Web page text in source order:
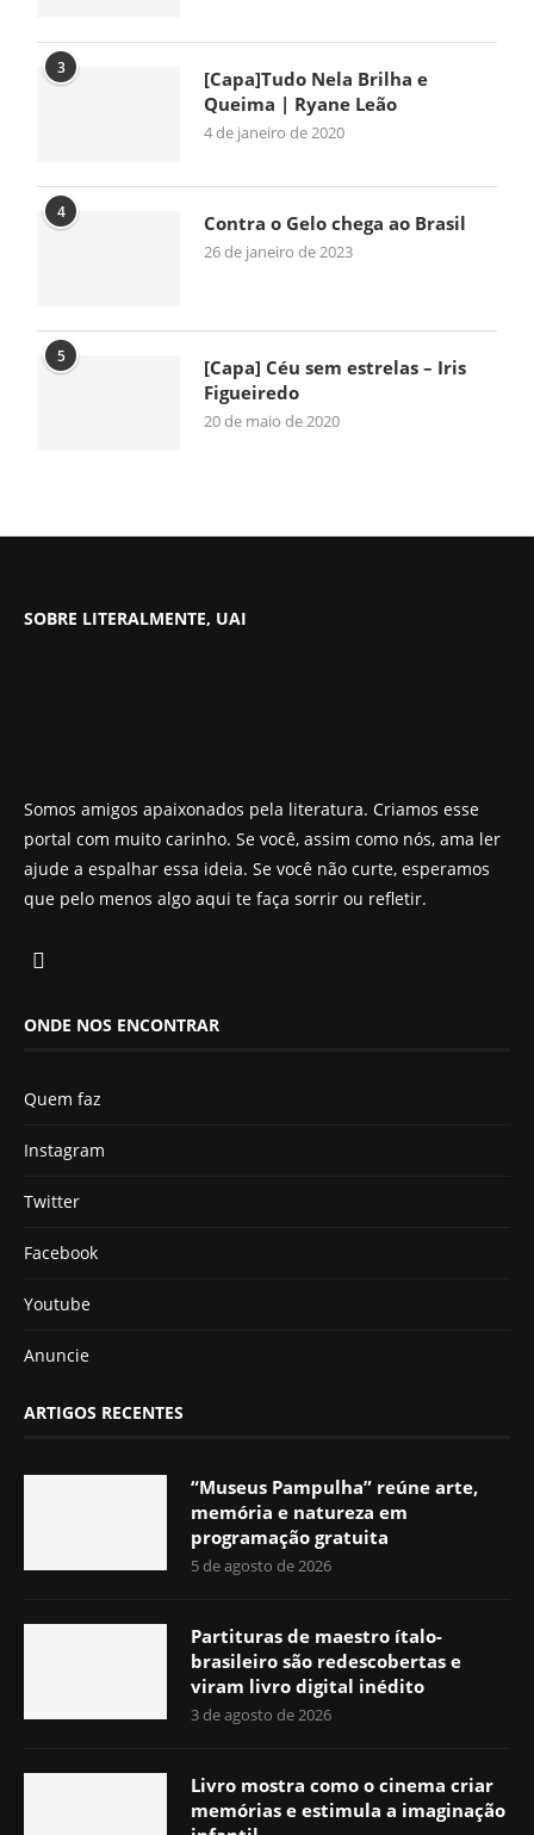
3
[Capa]Tudo Nela Brilha e
Queima | Ryane Leão
4 de janeiro de 2020
4 Contra o Gelo chega ao Brasil
26 de janeiro de 2023
5
[Capa] Céu sem estrelas – Iris
Figueiredo
20 de maio de 2020
SOBRE LITERALMENTE, UAI
Somos amigos apaixonados pela literatura. Criamos esse
portal com muito carinho. Se você, assim como nós, ama ler
ajude a espalhar essa ideia. Se você não curte, esperamos
que pelo menos algo aqui te faça sorrir ou refletir.
ONDE NOS ENCONTRAR
Quem faz
Instagram
Twitter
Facebook
Youtube
Anuncie
ARTIGOS RECENTES
“Museus Pampulha” reúne arte,
memória e natureza em
programação gratuita
5 de agosto de 2026
Partituras de maestro ítalo-
brasileiro são redescobertas e
viram livro digital inédito
3 de agosto de 2026
Livro mostra como o cinema criar
memórias e estimula a imaginação